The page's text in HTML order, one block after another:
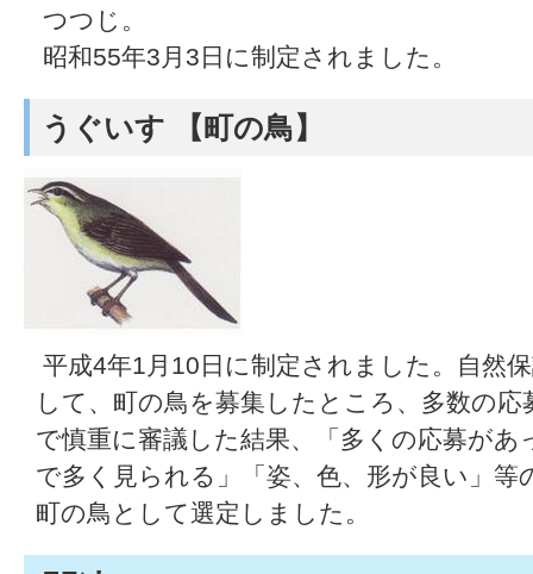
つつじ。
昭和55年3月3日に制定されました。
うぐいす 【町の鳥】
平成4年1月10日に制定されました。自然
して、町の鳥を募集したところ、多数の
で慎重に審議した結果、「多くの応募があ
で多く見られる」「姿、色、形が良い」
町の鳥として選定しました。